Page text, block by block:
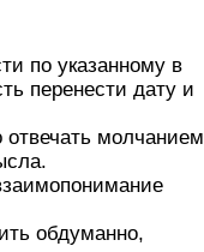
по указанному в
перенести дату и
отвечать молчанием
обдуманно,